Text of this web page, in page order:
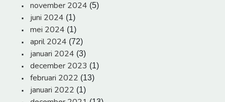
november 2024 (5)
juni 2024 (1)
mei 2024 (1)
april 2024 (72)
januari 2024 (3)
december 2023 (1)
februari 2022 (13)
januari 2022 (1)